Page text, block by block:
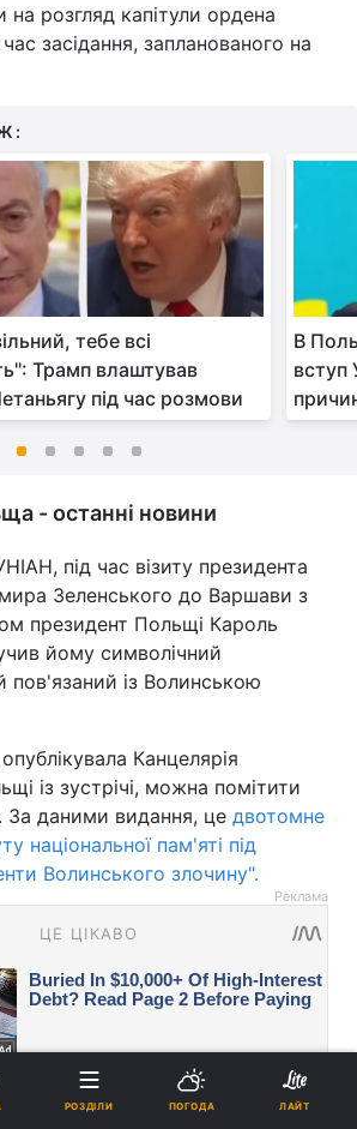
розгляд капітули ордена
засідання, запланованого на
тебе всі
Трамп влаштував
під час розмови
В
вступ
- останні новини
під час візиту президента
Зеленського до Варшави з
президент Польщі Кароль
йому символічний
пов'язаний із Волинською
Канцелярія
із зустрічі, можна помітити
За даними видання, це двотомне
національної пам'яті під
Волинського злочину".
Реклама
РОЗДІЛИ ПОГОДА ЛАЙТ